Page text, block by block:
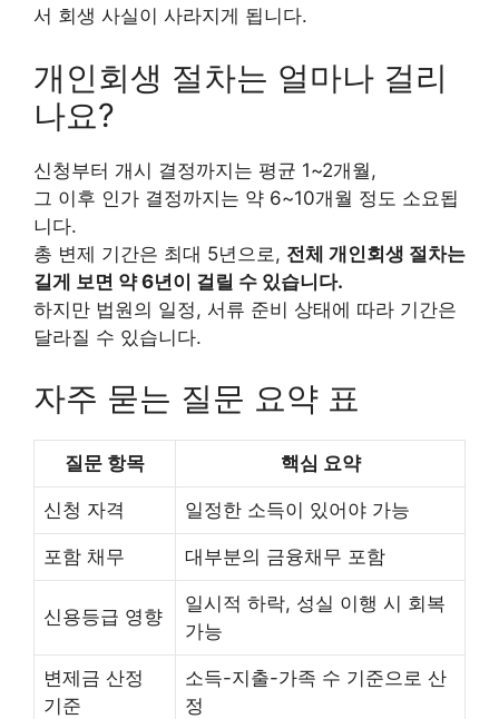
서 회생 사실이 사라지게 됩니다.
개인회생 절차는 얼마나 걸리
나요?
신청부터 개시 결정까지는 평균 1~2개월,
그 이후 인가 결정까지는 약 6~10개월 정도 소요됩
니다.
총 변제 기간은 최대 5년으로, 전체 개인회생 절차는
길게 보면 약 6년이 걸릴 수 있습니다.
하지만 법원의 일정, 서류 준비 상태에 따라 기간은
달라질 수 있습니다.
자주 묻는 질문 요약 표
질문 항목 핵심 요약
신청 자격 일정한 소득이 있어야 가능
포함 채무 대부분의 금융채무 포함
신용등급 영향
일시적 하락, 성실 이행 시 회복
가능
변제금 산정
기준
소득-지출-가족 수 기준으로 산
정